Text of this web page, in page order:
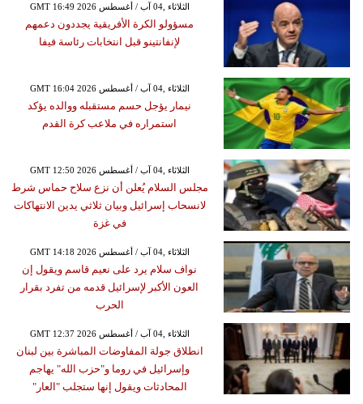
GMT 16:49 2026 الثلاثاء ,04 آب / أغسطس
مسؤولو الكرة الأفريقية يجددون دعمهم
لإنفانتينو قبل انتخابات رئاسة فيفا
GMT 16:04 2026 الثلاثاء ,04 آب / أغسطس
نيمار يؤجل حسم مستقبله ووالده يؤكد
استمراره في ملاعب كرة القدم
GMT 12:50 2026 الثلاثاء ,04 آب / أغسطس
مجلس السلام يُعلن أن نزع سلاح حماس شرط
لانسحاب إسرائيل وبيان ثلاثي يدين الانتهاكات
في غزة
GMT 14:18 2026 الثلاثاء ,04 آب / أغسطس
نواف سلام يرد على نعيم قاسم ويقول إن
العون الأكبر لإسرائيل قدمه من تفرد بقرار
الحرب
GMT 12:37 2026 الثلاثاء ,04 آب / أغسطس
انطلاق جولة المفاوضات المباشرة بين لبنان
وإسرائيل في روما و"حزب الله" يهاجم
المحادثات ويقول إنها ستجلب "العار"